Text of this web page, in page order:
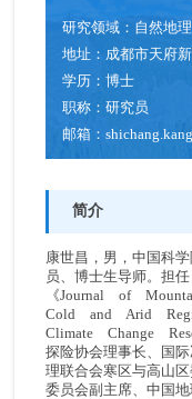
研究领域： 自然地
地址： 成都市天府
学历：博士
职称：研究员
邮箱：
简介
康世昌，男，中国科
员、博士生导师。担
《Journal of
Cold and Arid
Climate Change
探险协会理事长、国
理联合会寒区与高山
委员会副主席、中国